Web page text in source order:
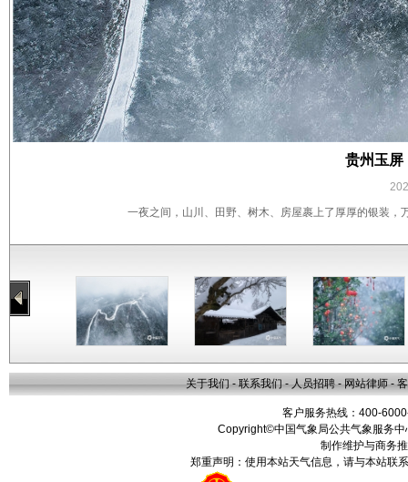
贵州玉屏
一夜之间，山川、田野、树木、房屋裹上了厚厚的银装，
关于我们 - 联系我们 - 人员招聘 - 网站律师 -
客户服务热线：400-
Copyright©中国气象局公共气象服务
制作维护与商务
郑重声明：使用本站天气信息，请与本站联